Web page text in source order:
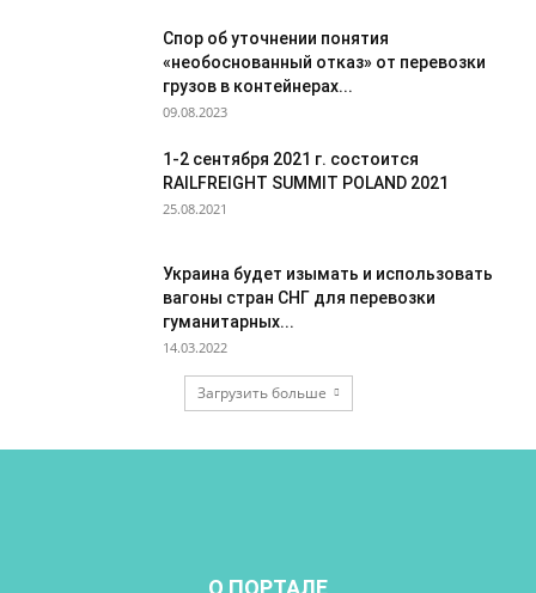
Спор об уточнении понятия
«необоснованный отказ» от перевозки
грузов в контейнерах...
09.08.2023
1-2 сентября 2021 г. состоится
RAILFREIGHT SUMMIT POLAND 2021
25.08.2021
Украина будет изымать и использовать
вагоны стран СНГ для перевозки
гуманитарных...
14.03.2022
Загрузить больше
О ПОРТАЛЕ